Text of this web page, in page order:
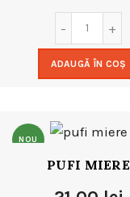
ADAUGĂ ÎN COȘ
NOU
PUFI MIERE